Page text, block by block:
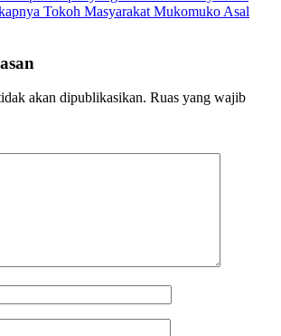
Tokoh Masyarakat Mukomuko Asal
akan dipublikasikan. Ruas yang wajib